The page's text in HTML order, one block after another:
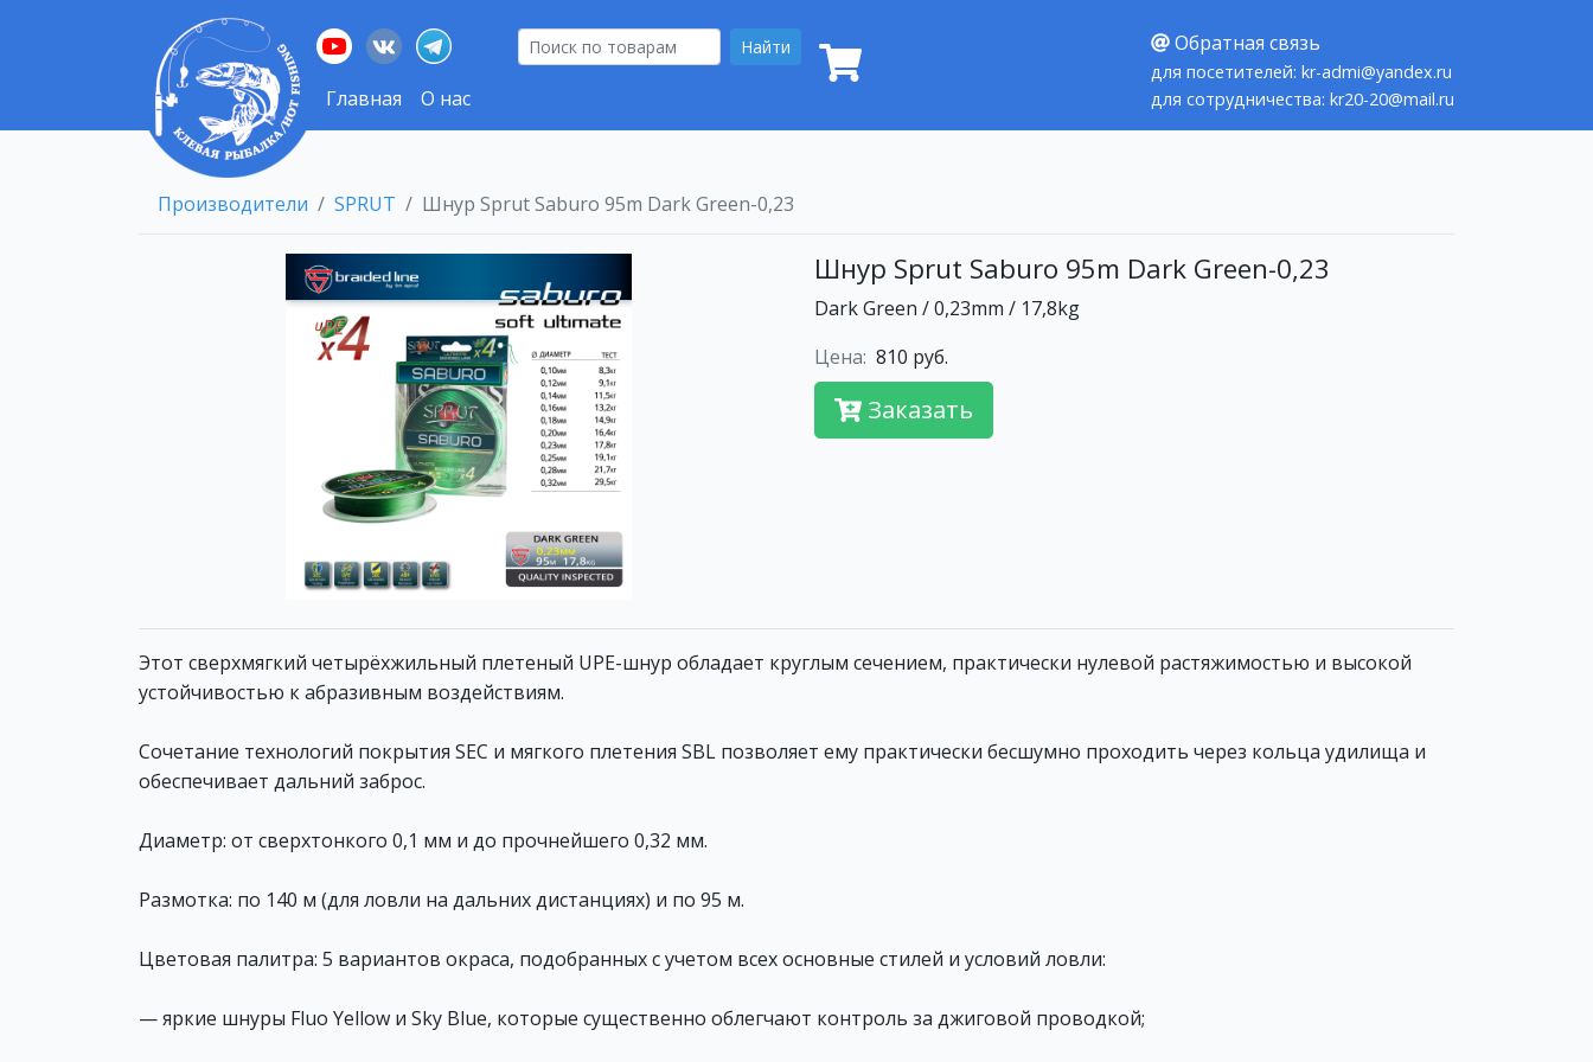
Найти
Главная О нас
Обратная связь
для посетителей: kr-admi@yandex.ru
для сотрудничества: kr20-20@mail.ru
Производители SPRUT Шнур Sprut Saburo 95m Dark Green-0,23
Шнур Sprut Saburo 95m Dark Green-0,23
Dark Green / 0,23mm / 17,8kg
Цена: 810 руб.
Заказать
Этот сверхмягкий четырёхжильный плетеный UPE-шнур обладает круглым сечением, практически нулевой растяжимостью и высокой
устойчивостью к абразивным воздействиям.
Сочетание технологий покрытия SEC и мягкого плетения SBL позволяет ему практически бесшумно проходить через кольца удилища и
обеспечивает дальний заброс.
Диаметр: от сверхтонкого 0,1 мм и до прочнейшего 0,32 мм.
Размотка: по 140 м (для ловли на дальних дистанциях) и по 95 м.
Цветовая палитра: 5 вариантов окраса, подобранных с учетом всех основные стилей и условий ловли:
— яркие шнуры Fluo Yellow и Sky Blue, которые существенно облегчают контроль за джиговой проводкой;